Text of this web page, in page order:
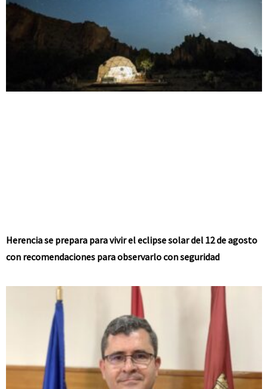
Herencia se prepara para vivir el eclipse solar del 12 de agosto
con recomendaciones para observarlo con seguridad